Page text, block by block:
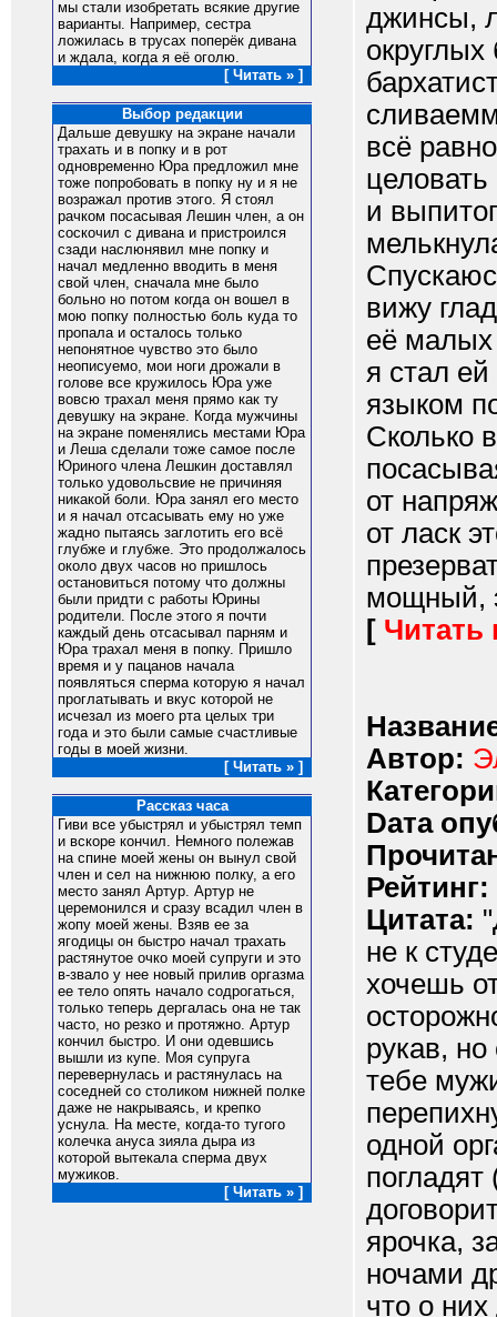
мы стали изобретать всякие другие
варианты. Например, сестра
ложилась в трусах поперёк дивана
и ждала, когда я её оголю.
[ Читать » ]
Выбор редакции
Дальше девушку на экране начали
трахать и в попку и в рот
одновременно Юра предложил мне
тоже попробовать в попку ну и я не
возражал против этого. Я стоял
рачком посасывая Лешин член, а он
соскочил с дивана и пристроился
сзади наслюнявил мне попку и
начал медленно вводить в меня
свой член, сначала мне было
больно но потом когда он вошел в
мою попку полностью боль куда то
пропала и осталось только
непонятное чувство это было
неописуемо, мои ноги дрожали в
голове все кружилось Юра уже
вовсю трахал меня прямо как ту
девушку на экране. Когда мужчины
на экране поменялись местами Юра
и Леша сделали тоже самое после
Юриного члена Лешкин доставлял
только удовольсвие не причиняя
никакой боли. Юра занял его место
и я начал отсасывать ему но уже
жадно пытаясь заглотить его всё
глубже и глубже. Это продолжалось
около двух часов но пришлось
остановиться потому что должны
были придти с работы Юрины
родители. После этого я почти
каждый день отсасывал парням и
Юра трахал меня в попку. Пришло
время и у пацанов начала
появляться сперма которую я начал
проглатывать и вкус которой не
исчезал из моего рта целых три
года и это были самые счастливые
годы в моей жизни.
[ Читать » ]
Рассказ часа
Гиви все убыстрял и убыстрял темп
и вскоре кончил. Немного полежав
на спине моей жены он вынул свой
член и сел на нижнюю полку, а его
место занял Артур. Артур не
церемонился и сразу всадил член в
жопу моей жены. Взяв ее за
ягодицы он быстро начал трахать
растянутое очко моей супруги и это
в-звало у нее новый прилив оргазма
ее тело опять начало содрогаться,
только теперь дергалась она не так
часто, но резко и протяжно. Артур
кончил быстро. И они одевшись
вышли из купе. Моя супруга
перевернулась и растянулась на
соседней со столиком нижней полке
даже не накрываясь, и крепко
уснула. На месте, когда-то тугого
колечка ануса зияла дыра из
которой вытекала сперма двух
мужиков.
[ Читать » ]
джинсы,
всё
и
вижу
её малых
я стал
языком
Сколько
от
от ласк
мощный,
[ Читать
Автор:
Dата
Рейтинг:
Цитата:
не к
хочешь
рукав,
тебе
одной
ярочка,
ночами
что о